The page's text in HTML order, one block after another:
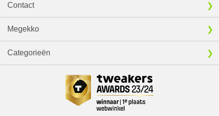
Contact
Megekko
Categorieën